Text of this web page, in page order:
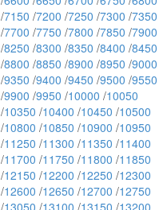
/7150 /7200 /7250 /7300 /7350
/7700 /7750 /7800 /7850 /7900
/8250 /8300 /8350 /8400 /8450
/8800 /8850 /8900 /8950 /9000
/9350 /9400 /9450 /9500 /9550
/9900 /9950 /10000 /10050
/10350 /10400 /10450 /10500
/10800 /10850 /10900 /10950
/11250 /11300 /11350 /11400
/11700 /11750 /11800 /11850
/12150 /12200 /12250 /12300
/12600 /12650 /12700 /12750
/13050 /13100 /13150 /13200